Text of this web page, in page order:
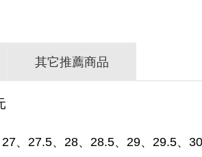
其它推薦商品
、27.5、28、28.5、29、29.5、30